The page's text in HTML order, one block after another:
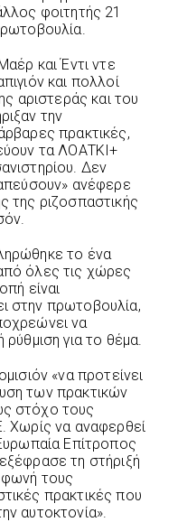
φοιτητής 21
και Έντι ντε
και πολλοί
αριστεράς και του
την
πρακτικές,
τα ΛΟΑΤΚΙ+
Δεν
ανέφερε
της ριζοσπαστικής
το ένα
όλες τις χώρες
είναι
στην πρωτοβουλία,
να
για το θέμα.
«να προτείνει
των πρακτικών
στόχο τους
Χωρίς να αναφερθεί
Επίτροπος
τη στήριξή
τους
πρακτικές που
αυτοκτονία».